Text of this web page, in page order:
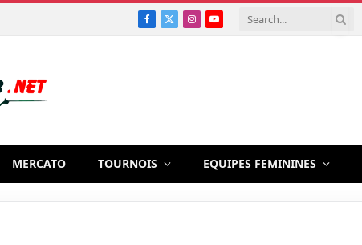
Facebook
X
Instagram
YouTube
MERCATO TOURNOIS EQUIPES FEMININES